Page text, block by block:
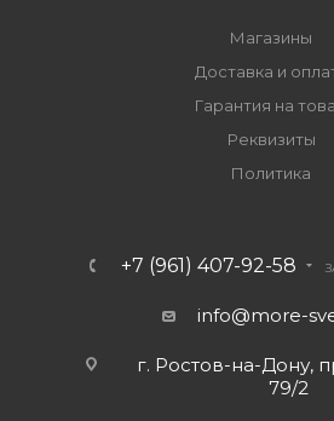
Магазины
Доставка и
Гарантия на
Реквизиты
Политика
+7 (961) 407-92-58
info@more-
г. Ростов-на-Дону,
79/2